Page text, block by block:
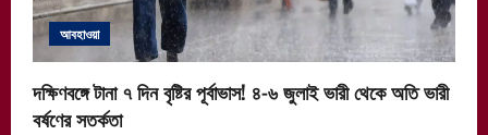
আবহাওয়া
দক্ষিণবঙ্গে টানা ৭ দিন বৃষ্টির পূর্বাভাস! ৪-৬ জুলাই ভারী থেকে অতি ভারী
বর্ষণের সতর্কতা